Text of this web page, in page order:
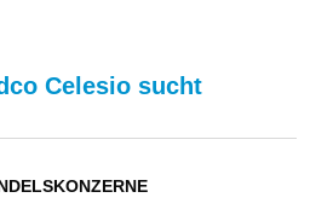
Celesio sucht